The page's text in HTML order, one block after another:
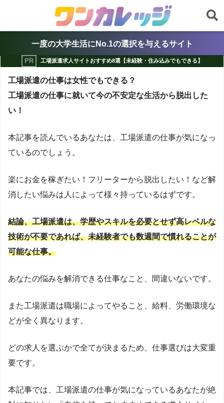
一度の大学生活にNo.1の選択を与えるサイト
工場派遣求人サイトおすすめ8選【未経験・住み込みでもできる】
工場派遣の仕事は女性でもできる？
工場派遣の仕事に就いて今の不安定な生活から脱出した
い！
本記事を読んでいるあなたは、工場派遣の仕事が気になっ
ているのでしょう。
楽にお金を稼ぎたい！フリーターから脱出したい！など解
消したい悩みは人によって様々持っているはずです。
結論、工場派遣は、学歴やスキルを必要とせず高レベルな
技術が不要であれば、未経験者でも数週間で慣れることが
可能な仕事。
あなたの悩みを解消できる仕事なこと、間違いないです。
また工場派遣は職場によってやること、給料、労働環境な
どが全く異なります。
どの求人を選ぶかで全てが決まるため、仕事選びは大変重
要です。
本記事では、工場派遣の仕事が気になっているあなたが絶